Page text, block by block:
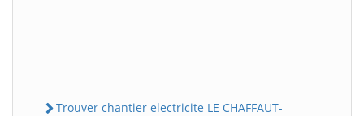
Trouver chantier electricite LE CHAFFAUT-